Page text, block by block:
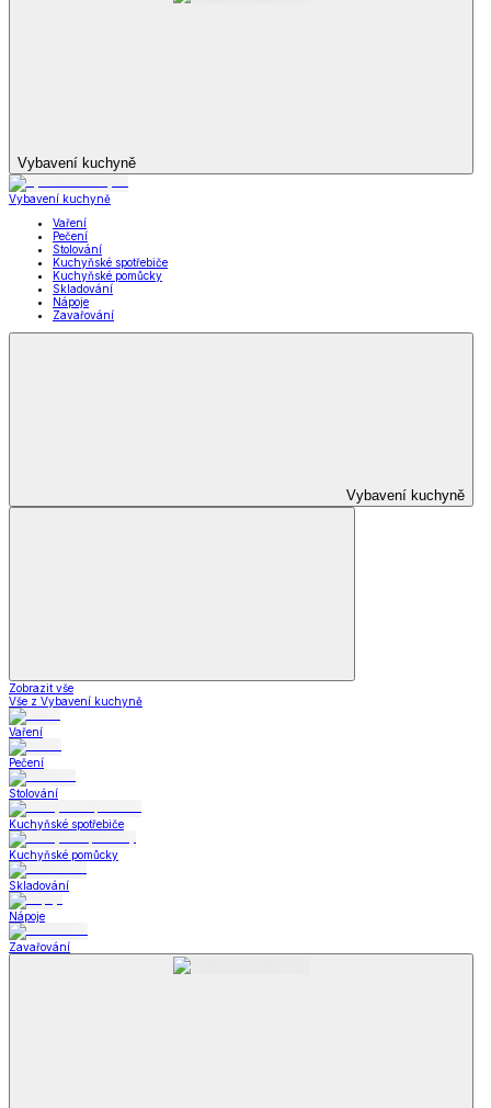
Vybavení kuchyně
Vybavení kuchyně
Vaření
Pečení
Stolování
Kuchyňské spotřebiče
Kuchyňské pomůcky
Skladování
Nápoje
Zavařování
Vybavení kuchyně
Zobrazit vše
Vše z Vybavení kuchyně
Vaření
Pečení
Stolování
Kuchyňské spotřebiče
Kuchyňské pomůcky
Skladování
Nápoje
Zavařování